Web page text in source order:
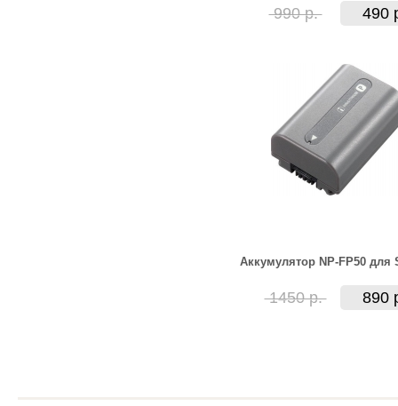
990 р. 490
Аккумулятор NP-FP50 для
1450 р. 890